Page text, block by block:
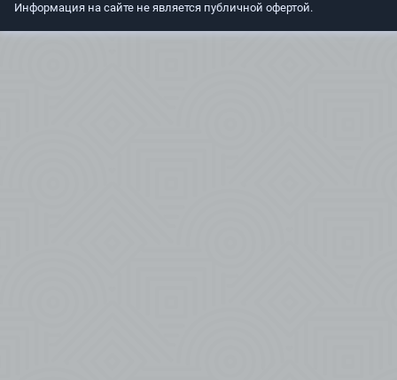
Информация на сайте не является публичной офертой.